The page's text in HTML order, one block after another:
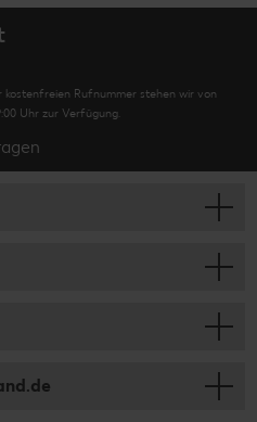
kostenfreien Rufnummer stehen wir von
Uhr zur Verfügung.